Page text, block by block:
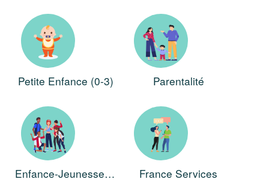
Petite Enfance (0-3) Parentalité
Enfance-Jeunesse (3-17) France Services